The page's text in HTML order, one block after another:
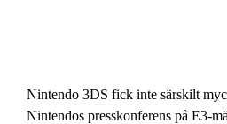
Nintendo 3DS fick inte särskilt
Nintendos presskonferens på E3-